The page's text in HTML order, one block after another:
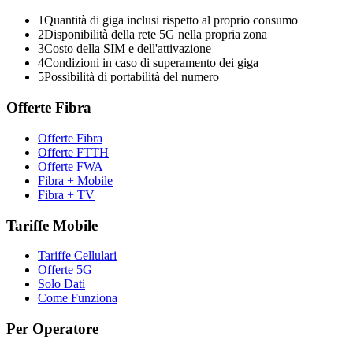
1Quantità di giga inclusi rispetto al proprio consumo
2Disponibilità della rete 5G nella propria zona
3Costo della SIM e dell'attivazione
4Condizioni in caso di superamento dei giga
5Possibilità di portabilità del numero
Offerte Fibra
Offerte Fibra
Offerte FTTH
Offerte FWA
Fibra + Mobile
Fibra + TV
Tariffe Mobile
Tariffe Cellulari
Offerte 5G
Solo Dati
Come Funziona
Per Operatore